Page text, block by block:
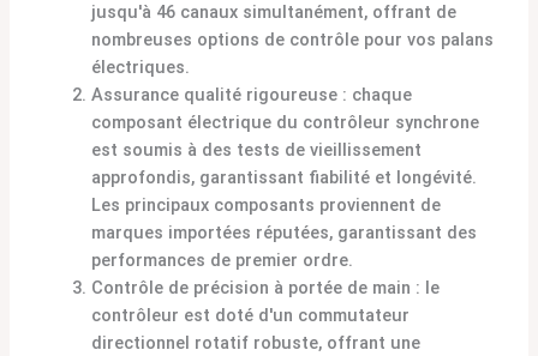
jusqu'à 46 canaux simultanément, offrant de
nombreuses options de contrôle pour vos palans
électriques.
Assurance qualité rigoureuse : chaque
composant électrique du contrôleur synchrone
est soumis à des tests de vieillissement
approfondis, garantissant fiabilité et longévité.
Les principaux composants proviennent de
marques importées réputées, garantissant des
performances de premier ordre.
Contrôle de précision à portée de main : le
contrôleur est doté d'un commutateur
directionnel rotatif robuste, offrant une